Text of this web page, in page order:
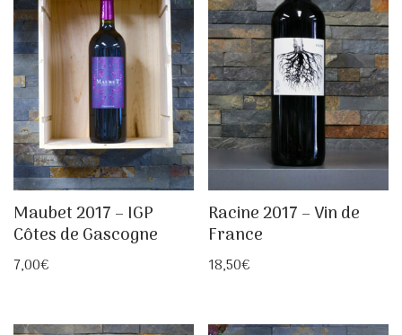
Maubet 2017 – IGP
Côtes de Gascogne
7,00€
Racine 2017 – Vin de
France
18,50€